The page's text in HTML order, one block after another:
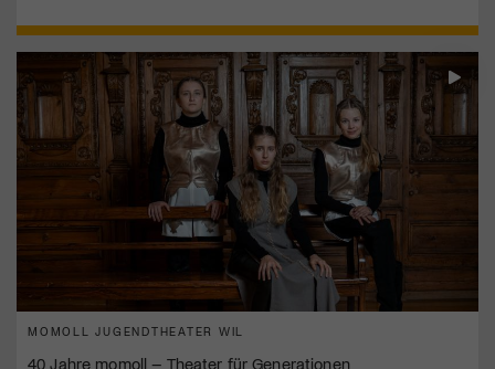
MOMOLL JUGENDTHEATER WIL
40 Jahre momoll – Theater für Generationen